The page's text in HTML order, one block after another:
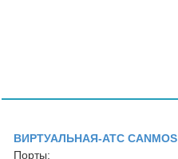
ВИРТУАЛЬНАЯ-АТС CANMOS
Порты: